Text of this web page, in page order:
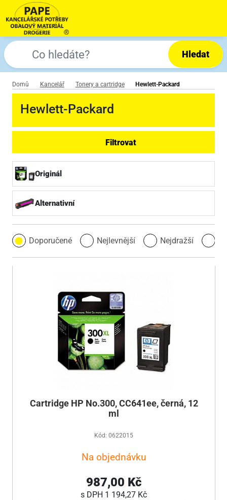
Hledat
Domů Kancelář Tonery a cartridge Hewlett-Packard
Hewlett-Packard
Filtrovat
Originál
Alternativní
Doporučené Nejlevnější Nejdražší
Cartridge HP No.300, CC641ee, černá, 12
ml
Kód: 0622015
Na objednávku
987,00 Kč
s DPH 1 194,27 Kč